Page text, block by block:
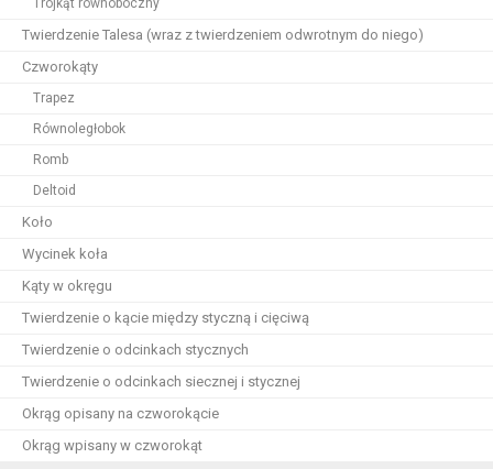
Trójkąt równoboczny
Twierdzenie Talesa (wraz z twierdzeniem odwrotnym do niego)
Czworokąty
Trapez
Równoległobok
Romb
Deltoid
Koło
Wycinek koła
Kąty w okręgu
Twierdzenie o kącie między styczną i cięciwą
Twierdzenie o odcinkach stycznych
Twierdzenie o odcinkach siecznej i stycznej
Okrąg opisany na czworokącie
Okrąg wpisany w czworokąt